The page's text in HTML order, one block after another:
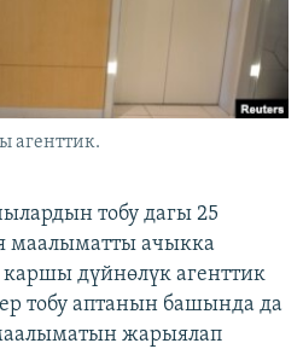
агенттик.
тобу дагы 25
маалыматты ачыкка
дүйнөлүк агенттик
тобу аптанын башында да
жарыялап